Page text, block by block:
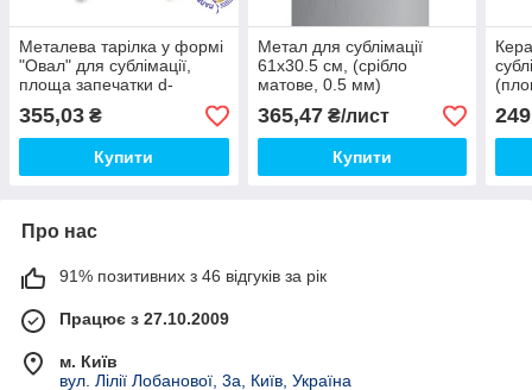
Металева тарілка у формі
"Овал" для сублімації,
площа запечатки d-
355,03 ₴
Купити
Метал для сублімації
61х30.5 см, (срібло
матове, 0.5 мм)
365,47₴/лист
Купити
Про нас
91% позитивних з 46 відгуків за рік
Працює з 27.10.2009
м. Київ
вул. Лілії Лобанової, 3а, Київ, Україна